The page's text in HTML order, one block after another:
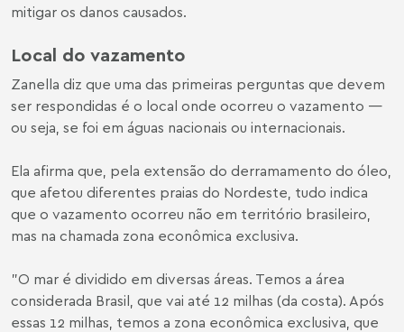
mitigar os danos causados.
Local do vazamento
Zanella diz que uma das primeiras perguntas que devem
ser respondidas é o local onde ocorreu o vazamento —
ou seja, se foi em águas nacionais ou internacionais.
Ela afirma que, pela extensão do derramamento do óleo,
que afetou diferentes praias do Nordeste, tudo indica
que o vazamento ocorreu não em território brasileiro,
mas na chamada zona econômica exclusiva.
"O mar é dividido em diversas áreas. Temos a área
considerada Brasil, que vai até 12 milhas (da costa). Após
essas 12 milhas, temos a zona econômica exclusiva, que